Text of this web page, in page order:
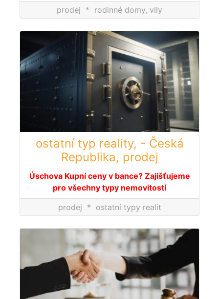
prodej * rodinné domy, vily
ostatní typ reality, - Česká
Republika, prodej
Úschova Kupní ceny v bance? Zajišťujeme
pro všechny typy nemovitostí
prodej * ostatní typy realit